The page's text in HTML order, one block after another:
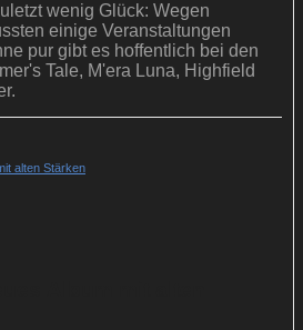
wenig Glück: Wegen
einige Veranstaltungen
pur gibt es hoffentlich bei den
Tale, M'era Luna, Highfield